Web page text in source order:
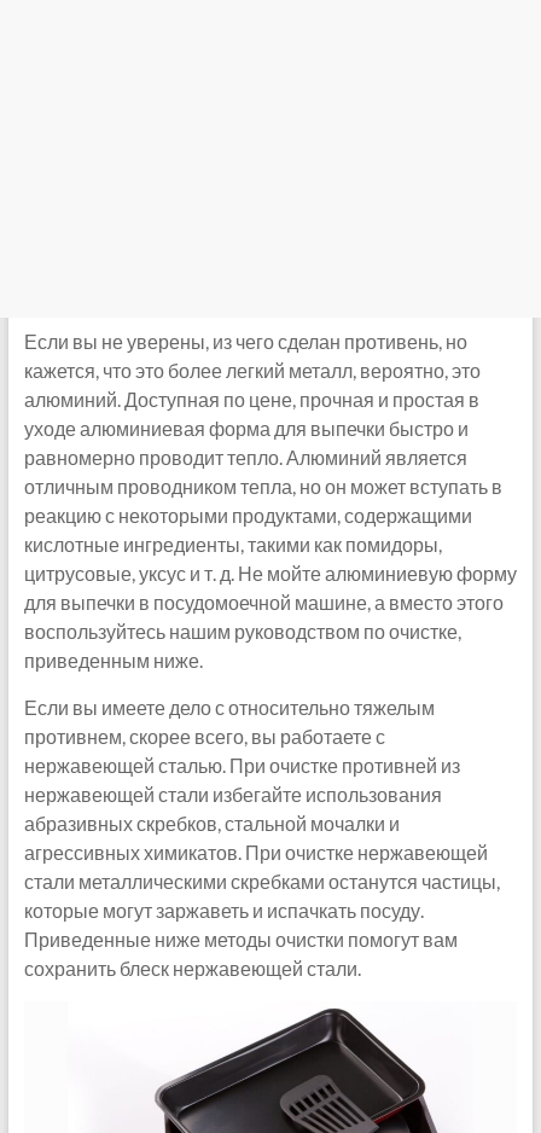
Если вы не уверены, из чего сделан противень, но
кажется, что это более легкий металл, вероятно, это
алюминий. Доступная по цене, прочная и простая в
уходе алюминиевая форма для выпечки быстро и
равномерно проводит тепло. Алюминий является
отличным проводником тепла, но он может вступать в
реакцию с некоторыми продуктами, содержащими
кислотные ингредиенты, такими как помидоры,
цитрусовые, уксус и т. д. Не мойте алюминиевую форму
для выпечки в посудомоечной машине, а вместо этого
воспользуйтесь нашим руководством по очистке,
приведенным ниже.
Если вы имеете дело с относительно тяжелым
противнем, скорее всего, вы работаете с
нержавеющей сталью. При очистке противней из
нержавеющей стали избегайте использования
абразивных скребков, стальной мочалки и
агрессивных химикатов. При очистке нержавеющей
стали металлическими скребками останутся частицы,
которые могут заржаветь и испачкать посуду.
Приведенные ниже методы очистки помогут вам
сохранить блеск нержавеющей стали.